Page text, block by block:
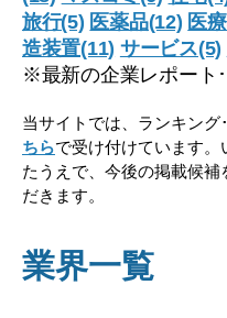
旅行(5) 医薬品(12) 医
造装置(11) サービス(5)
※最新の企業レポート
当サイトでは、ランキン
ちらで受け付けています。
たうえで、今後の掲載候
だきます。
業界一覧